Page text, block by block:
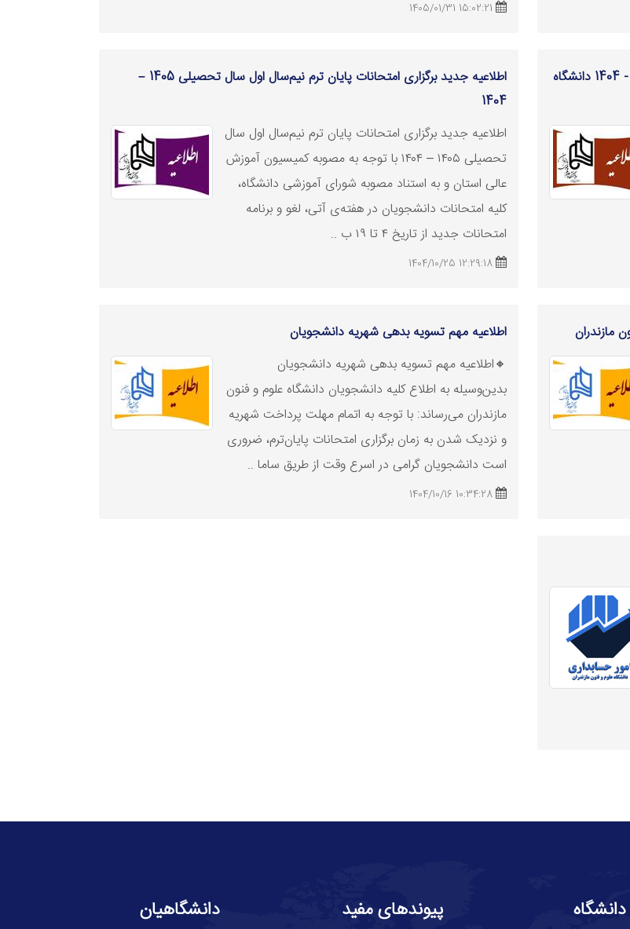
15:02:21 1405/01/31
چگونگی برگزاری امتحانات پایان نیم‌سال اوّل سال تحصیلی 1405 - 1404 دانشگاه‌
اطلاعیه جدید برگزاری امتحانات پایان ترم نیم‌سال اول سال تحصیلی 1405 –
1404
اطلاعیه جدید برگزاری امتحانات پایان ترم نیم‌سال اول سال
تحصیلی ۱۴۰۵ – ۱۴۰۴ با توجه به مصوبه کمیسیون آموزش
عالی استان و به استناد مصوبه شورای آموزشی دانشگاه،
کلیه امتحانات دانشجویان در هفته‌ی آتی، لغو و برنامه
امتحانات جدید از تاریخ ۴ تا ۱۹ ب ..
12:29:18 1404/10/25
مازندران
اطلاعیه مهمتسویهبدهی شهریه دانشجویان
🔸اطلاعیه مهم تسویه بدهی شهریه دانشجویان
بدین‌وسیله به اطلاع کلیه دانشجویان دانشگاه علوم و فنون
مازندران می‌رساند: با توجه به اتمام مهلت پرداخت شهریه
و نزدیک شدن به زمان برگزاری امتحانات پایان‌ترم، ضروری
است دانشجویان گرامی در اسرع وقت از طریق ساما ..
10:34:28 1404/10/16
دانشگاه پیوندهای مفید دانشگاهیان